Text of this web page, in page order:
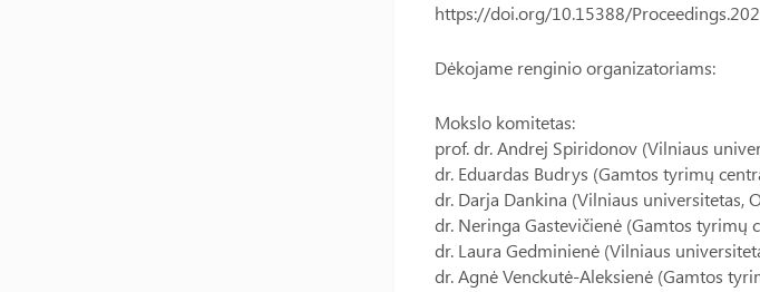
https://doi.org/10.15388/
Dėkojame renginio organizatoriams:
Mokslo komitetas:
prof. dr. Andrej Spiridonov (Vilniaus
dr. Eduardas Budrys (Gamtos tyrimų
dr. Darja Dankina (Vilniaus universitetas,
dr. Neringa Gastevičienė (Gamtos tyrimų
dr. Laura Gedminienė (Vilniaus
dr. Agnė Venckutė-Aleksienė (Gamtos